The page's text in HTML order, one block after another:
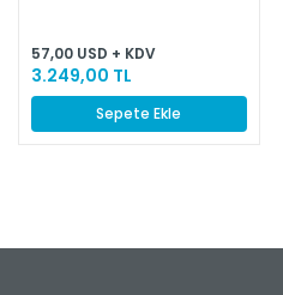
57,00 USD + KDV
3.249,00 TL
Sepete Ekle